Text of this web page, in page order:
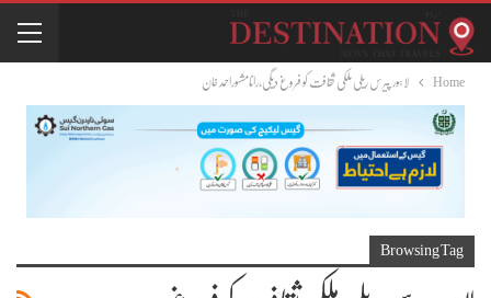
Home لاہور پیرس ریلی ملکی ثقافت کو فروغ دیگی،رانامشہوراحمد خان
Browsing Tag